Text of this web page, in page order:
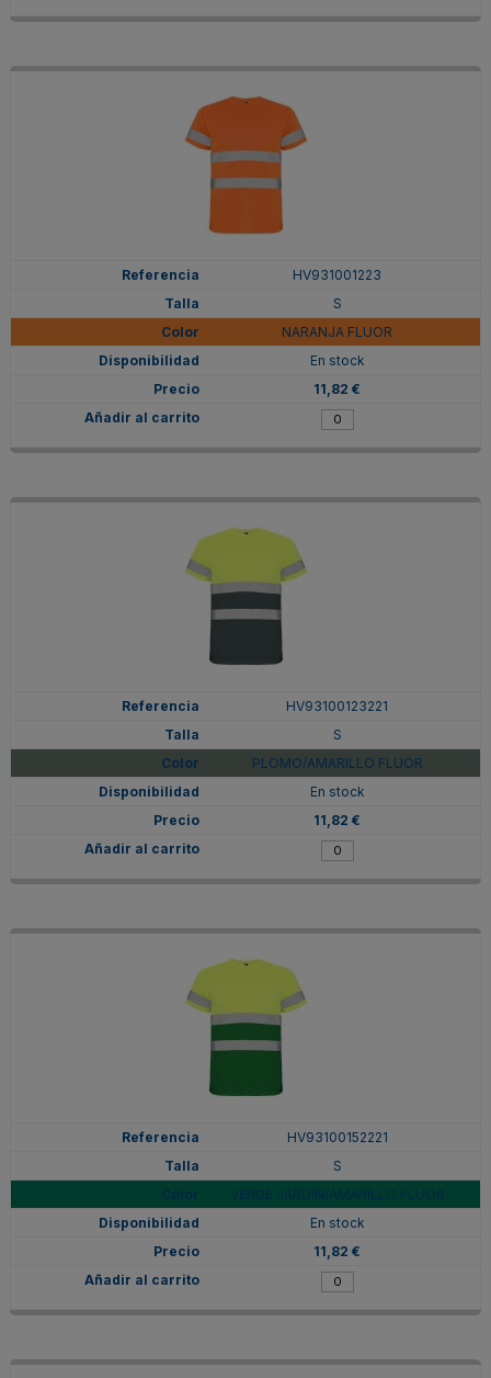
HV931001223
S
NARANJA FLUOR
En stock
11,82 €
HV93100123221
S
PLOMO/AMARILLO FLUOR
En stock
11,82 €
HV93100152221
S
En stock
11,82 €